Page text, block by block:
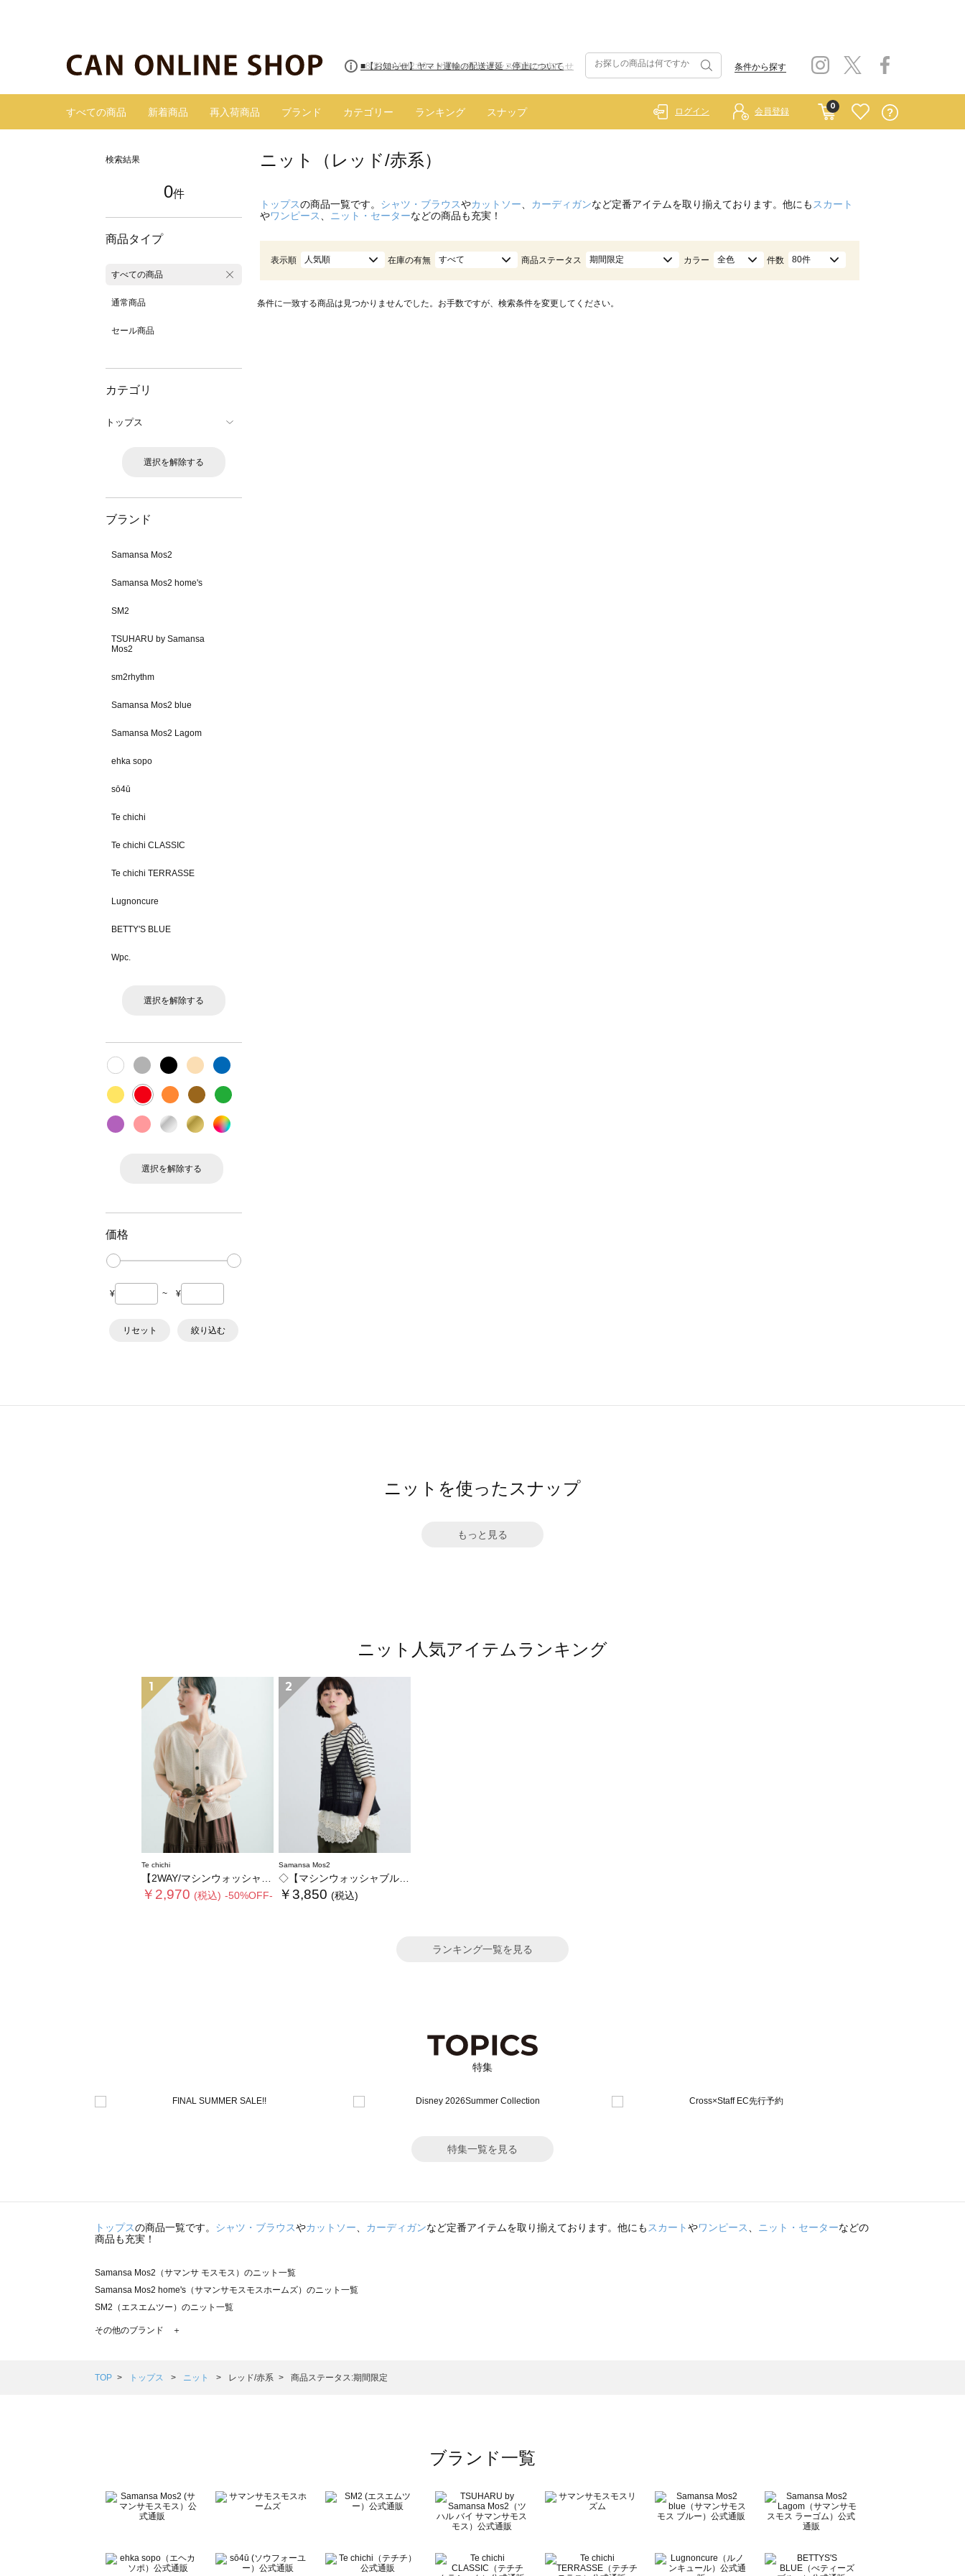
■8/13(木)AM2:00～サイトメンテナンス実施のお知らせ 条件から探す
すべての商品 新着商品 再入荷商品 ブランド カテゴリー ランキング スナップ
0
ログイン 会員登録
検索結果
0件
商品タイプ
すべての商品
通常商品
セール商品
カテゴリ
トップス
選択を解除する
ブランド
Samansa Mos2
Samansa Mos2 home's
SM2
TSUHARU by Samansa
Mos2
sm2rhythm
Samansa Mos2 blue
Samansa Mos2 Lagom
ehka sopo
sō4ū
Te chichi
Te chichi CLASSIC
Te chichi TERRASSE
Lugnoncure
BETTY'S BLUE
Wpc.
選択を解除する
選択を解除する
価格
¥ ~ ¥
リセット 絞り込む
ニット（レッド/赤系）
トップスの商品一覧です。 シャツ・ブラウスやカットソー カーディガンなど定番アイテムを取り揃えております。他にも スカート
やワンピース ニット・セーターなどの商品も充実！
表示順 人気順 在庫の有無 すべて 商品ステータス 期間限定 カラー 全色 件数 80件
条件に一致する商品は見つかりませんでした。お手数ですが、検索条件を変更してください。
ニットを使ったスナップ
もっと見る
ニット人気アイテムランキング
1
Te chichi
【2WAY/マシンウォッシャブル】ペーパータッチハーフスリーブニット
￥2,970 (税込) -50%OFF-
2
Samansa Mos2
◇【マシンウォッシャブル】ペプラムニットビスチェ
￥3,850 (税込)
ランキング一覧を見る
特集
特集一覧を見る
トップスの商品一覧です。 シャツ・ブラウスやカットソー、 カーディガンなど定番アイテムを取り揃えております。他にもスカートやワンピース、 ニット・セーターなどの
商品も充実！
Samansa Mos2（サマンサ モスモス）のニット一覧
Samansa Mos2 home's（サマンサモスモスホームズ）のニット一覧
SM2（エスエムツー）のニット一覧
TSUHARU by Samansa Mos2（ツハルバイサマンサモスモス）のニット一覧
Samansa Mos2 Lagom（サマンサモスモス ラーゴム）のニット一覧
BETTY'S BLUE（べティーズブルー）のニット一覧
Wpc.（ワールドパーティー）のニット一覧
その他のブランド ＋
TOP トップス ニット レッド/赤系 商品ステータス:期間限定
ブランド一覧